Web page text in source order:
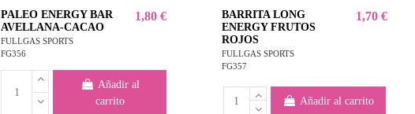
PALEO ENERGY BAR
AVELLANA-CACAO
FULLGAS SPORTS
FG356
1,80 €
Añadir al
carrito
BARRITA LONG
ENERGY FRUTOS
ROJOS
FULLGAS SPORTS
FG357
1,70 €
Añadir al carrito